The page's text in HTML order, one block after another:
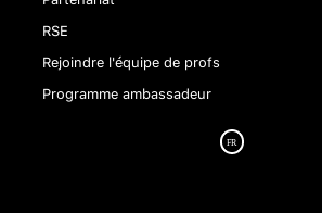
RSE
Rejoindre l'équipe de profs
Programme ambassadeur